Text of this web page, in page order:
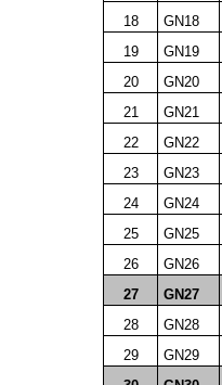
18
GN18
19
GN19
20
GN20
21
GN21
22
GN22
23
GN23
24
GN24
25
GN25
26
GN26
27
GN27
28
GN28
29
GN29